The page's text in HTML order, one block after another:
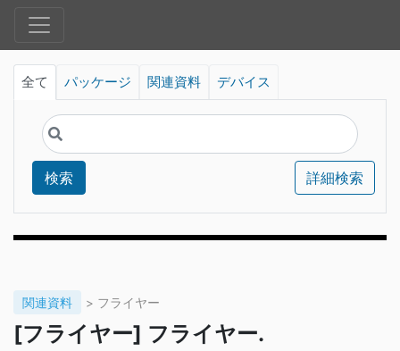
全て パッケージ 関連資料 デバイス
検索 詳細検索
関連資料 > フライヤー
[フライヤー] フライヤー.